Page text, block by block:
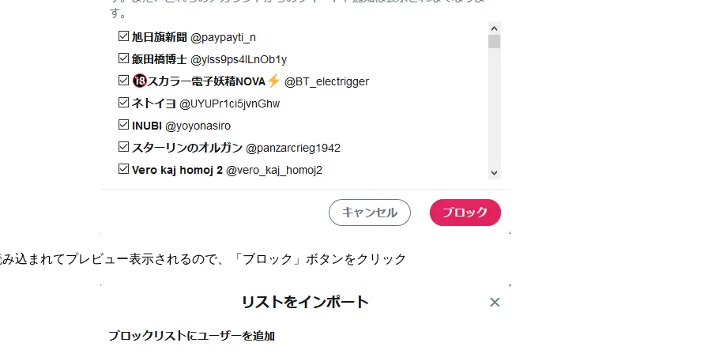
込まれてプレビュー表示されるので、「ブロック」ボタンをクリック